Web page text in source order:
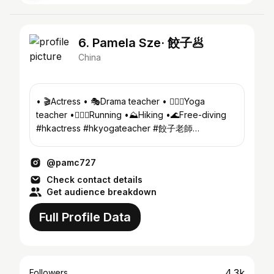
6. Pamela Sze· 餃子🥟
China
• 🎬Actress • 🎭Drama teacher • 🧘🏽‍♀️Yoga
teacher •🏃🏾‍♀️Running •⛰️Hiking •🌊Free-diving
#hkactress #hkyogateacher #餃子老師
@pamc727
Check contact details
Get audience breakdown
Full Profile Data